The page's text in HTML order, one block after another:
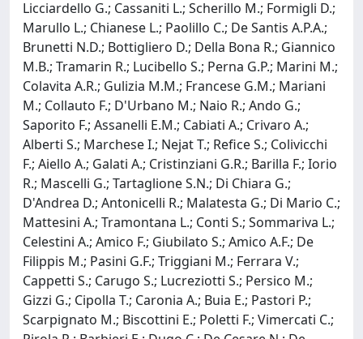
Licciardello G.; Cassaniti L.; Scherillo M.; Formigli D.;
Marullo L.; Chianese L.; Paolillo C.; De Santis A.P.A.;
Brunetti N.D.; Bottigliero D.; Della Bona R.; Giannico
M.B.; Tramarin R.; Lucibello S.; Perna G.P.; Marini M.;
Colavita A.R.; Gulizia M.M.; Francese G.M.; Mariani
M.; Collauto F.; D'Urbano M.; Naio R.; Ando G.;
Saporito F.; Assanelli E.M.; Cabiati A.; Crivaro A.;
Alberti S.; Marchese I.; Nejat T.; Refice S.; Colivicchi
F.; Aiello A.; Galati A.; Cristinziani G.R.; Barilla F.; Iorio
R.; Mascelli G.; Tartaglione S.N.; Di Chiara G.;
D'Andrea D.; Antonicelli R.; Malatesta G.; Di Mario C.;
Mattesini A.; Tramontana L.; Conti S.; Sommariva L.;
Celestini A.; Amico F.; Giubilato S.; Amico A.F.; De
Filippis M.; Pasini G.F.; Triggiani M.; Ferrara V.;
Cappetti S.; Carugo S.; Lucreziotti S.; Persico M.;
Gizzi G.; Cipolla T.; Caronia A.; Buia E.; Pastori P.;
Scarpignato M.; Biscottini E.; Poletti F.; Vimercati C.;